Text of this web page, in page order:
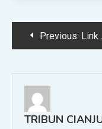
PostPrevious: Link Streaming Gratis Timnas Indonesia vs Kamboja Sea Games 2023
TRIBUN